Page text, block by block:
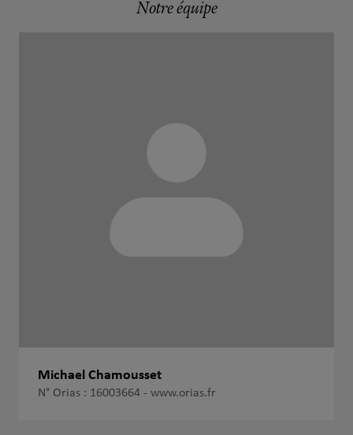
Notre équipe
Michael Chamousset
N° Orias : 16003664 - www.orias.fr